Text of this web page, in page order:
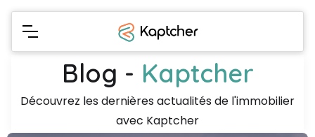
Blog - Kaptcher
Découvrez les dernières actualités de l'immobilier
avec Kaptcher